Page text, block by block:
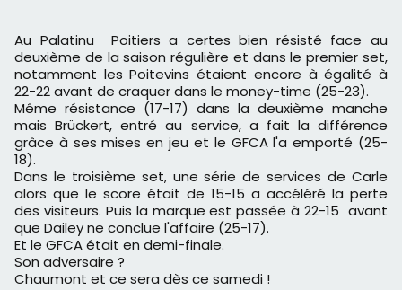
Au Palatinu Poitiers a certes bien résisté face au
deuxième de la saison régulière et dans le premier set,
notamment les Poitevins étaient encore à égalité à
22-22 avant de craquer dans le money-time (25-23).
Même résistance (17-17) dans la deuxième manche
mais Brückert, entré au service, a fait la différence
grâce à ses mises en jeu et le GFCA l'a emporté (25-
18).
Dans le troisième set, une série de services de Carle
alors que le score était de 15-15 a accéléré la perte
des visiteurs. Puis la marque est passée à 22-15 avant
que Dailey ne conclue l'affaire (25-17).
Et le GFCA était en demi-finale.
Son adversaire ?
Chaumont et ce sera dès ce samedi !